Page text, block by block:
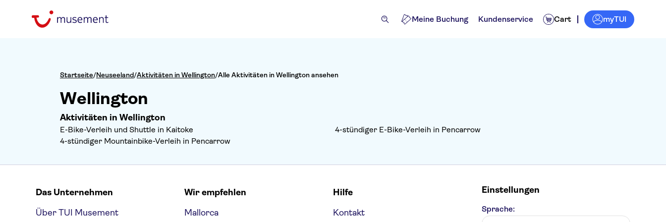
Meine Buchung Kundenservice Cart myTUI
Startseite/Neuseeland/Aktivitäten in Wellington/Alle Aktivitäten in Wellington ansehen
Wellington
Aktivitäten in Wellington
E-Bike-Verleih und Shuttle in Kaitoke
4-stündiger E-Bike-Verleih in Pencarrow
4-stündiger Mountainbike-Verleih in Pencarrow
Das Unternehmen
Über TUI Musement
Wir empfehlen
Mallorca
Hilfe
Kontakt
Einstellungen
Sprache: